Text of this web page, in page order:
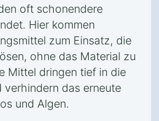
oft schonendere
Hier kommen
zum Einsatz, die
ohne das Material zu
Mittel dringen tief in die
verhindern das erneute
und Algen.